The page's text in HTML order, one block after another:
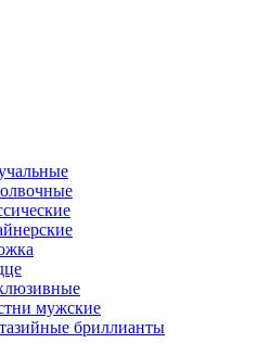
мужские
бриллианты